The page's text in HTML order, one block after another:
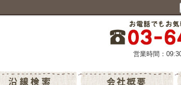
営業時間：